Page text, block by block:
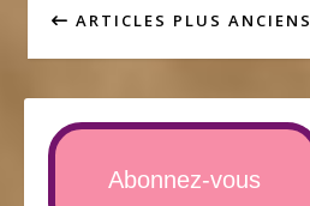
ARTICLES PLUS ANCIENS
Abonnez-vous